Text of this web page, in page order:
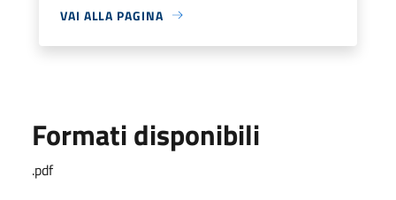
VAI ALLA PAGINA
Formati disponibili
.pdf